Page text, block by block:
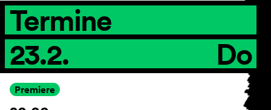
Impressum
Datenschutz
Barrierefreiheitserklärung
Termine
23.2.
Do
Premiere